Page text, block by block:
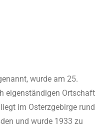
wurde am 25.
eigenständigen Ortschaft
im Osterzgebirge rund
und wurde 1933 zu